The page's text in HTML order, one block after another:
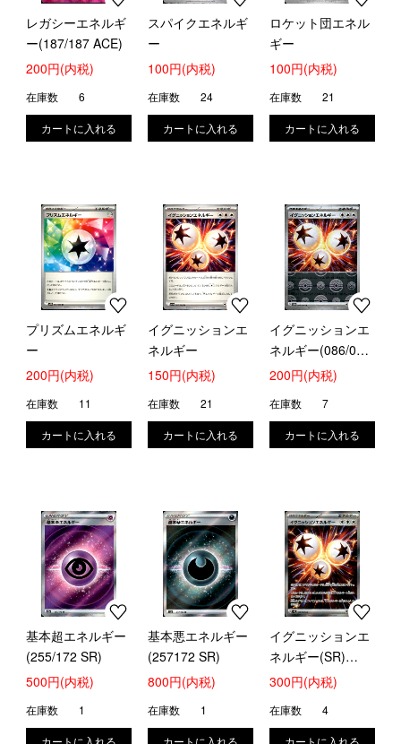
レガシーエネルギ
ー(187/187 ACE)
200円(内税)
在庫数 6
スパイクエネルギ
ー
100円(内税)
在庫数 24
ロケット団エネル
ギー
100円(内税)
在庫数 21
プリズムエネルギ
ー
200円(内税)
在庫数 11
イグニッションエ
ネルギー
150円(内税)
在庫数 21
イグニッションエ
ネルギー(086/086)
(ミラー/モンスタ
200円(内税)
在庫数 7
基本超エネルギー
(255/172 SR)
500円(内税)
在庫数 1
基本悪エネルギー
(257172 SR)
800円(内税)
在庫数 1
イグニッションエ
ネルギー(SR)
(109/080)
300円(内税)
在庫数 4